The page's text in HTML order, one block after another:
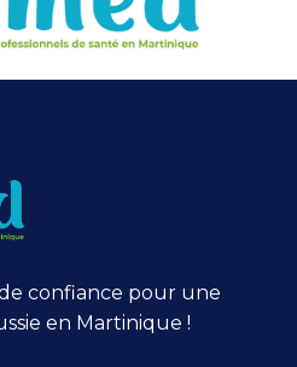
confiance pour une
en Martinique !